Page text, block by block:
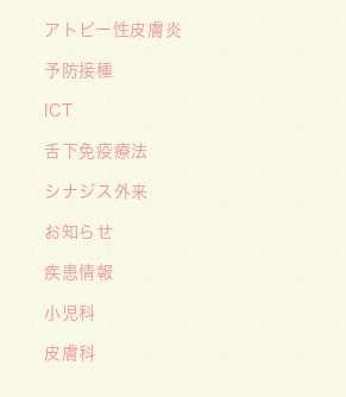
アトピー性皮膚炎
予防接種
ICT
舌下免疫療法
シナジス外来
お知らせ
疾患情報
小児科
皮膚科